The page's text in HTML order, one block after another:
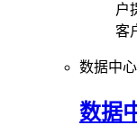
户
客
数据中心
数据